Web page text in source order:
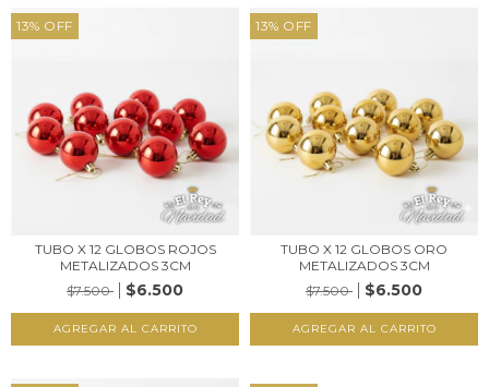
13% OFF
TUBO X 12 GLOBOS ROJOS
METALIZADOS 3CM
$7.500
$6.500
13% OFF
TUBO X 12 GLOBOS ORO
METALIZADOS 3CM
$7.500
$6.500